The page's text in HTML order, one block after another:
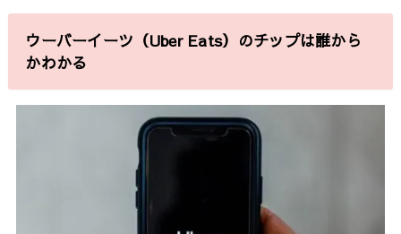
ウーバーイーツ（Uber Eats）のチップは誰から
かわかる